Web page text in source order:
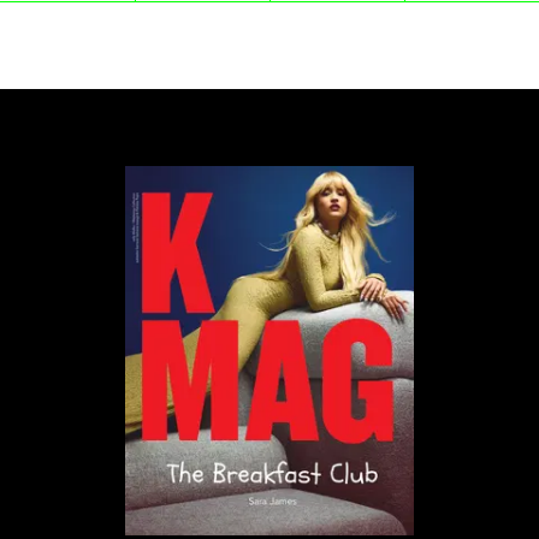
intrygowało choćby o tyle, że funkcję menedżera
odpowiadający za repertuar klubu Miłość. To
zwiastowało, że w Jassmine usłyszyły nie nudny jazz
dla ludzi w średnim wieku, może majętnych, ale nie
będących koneserami, ale raczej rzeczy świeże i
ciekawe pod względem muzycznym. Potwierdziły to
pierwsze ogłoszenia. Otwarcie klubu 10 września
uświetnił występ zespołu Błoto, który premierowo
odegrał materiał z wydanej następnego dnia płyty
"Kwiatostan" (album został nagrany właśnie w
Jassmine). Następnego dnia zagrał powiązany z
Błotem zespół EABS, który za sprawą płyty "Slavic